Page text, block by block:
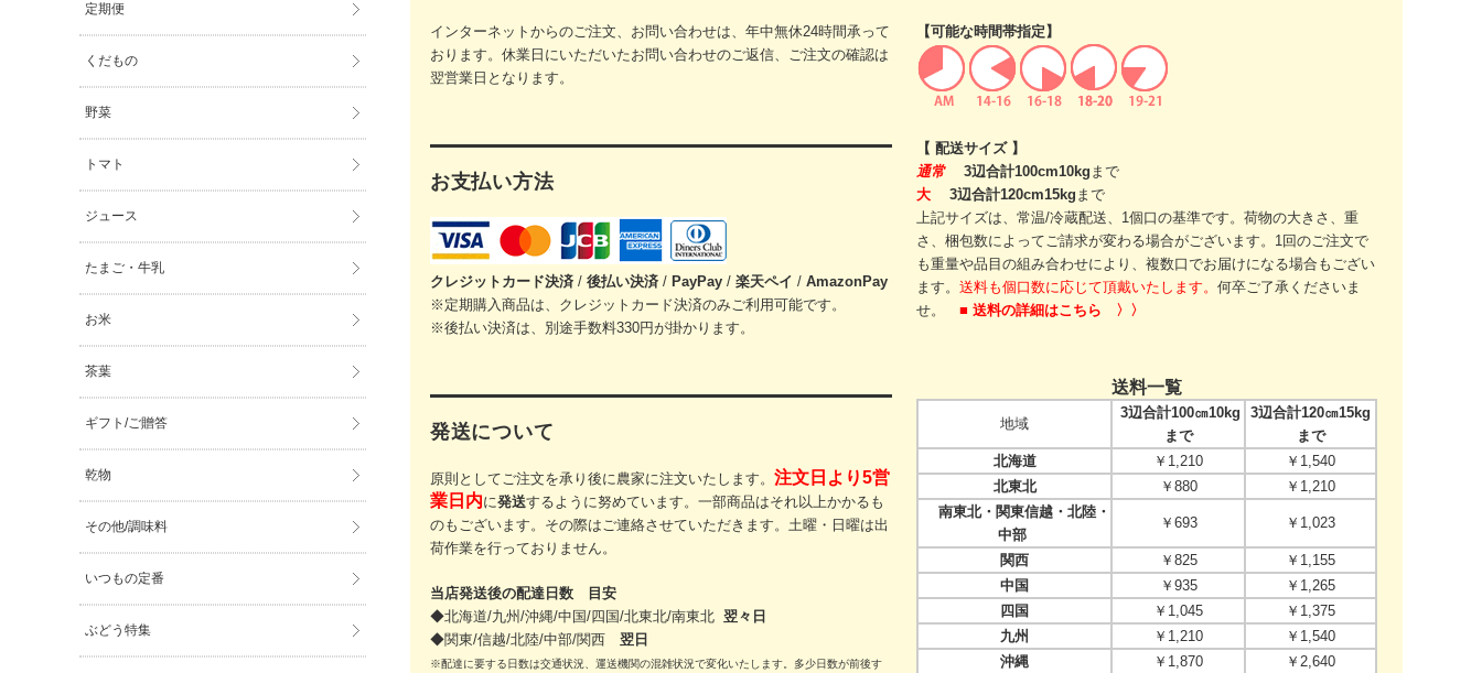
インターネットからのご注文、お問い合わせは、年中無休24時間承って
おります。休業日にいただいたお問い合わせのご返信、ご注文の確認は
翌営業日となります。
お支払い方法
クレジットカード決済 / 後払い決済 / PayPay / 楽天ペイ / AmazonPay
※定期購入商品は、クレジットカード決済のみご利用可能です。
※後払い決済は、別途手数料330円が掛かります。
発送について
原則としてご注文を承り後に農家に注文いたします。 注文日より5営
業日内に発送するように努めています。一部商品はそれ以上かかるも
のもございます。その際はご連絡させていただきます。 土曜・日曜は出
荷作業を行っておりません。
当店発送後の配達日数 目安
◆北海道/九州/沖縄/中国/四国/北東北/南東北 翌々日
◆関東/信越/北陸/中部/関西 翌日
※配達に要する日数は交通状況、運送機関の混雑状況で変化いたします。多少日数が前後す
【可能な時間帯指定】
【 配送サイズ 】
通常
3辺合計100cm10kg まで
大
3辺合計120cm15kg まで
上記サイズは、常温/冷蔵配送、1個口の基準です。 荷物の大きさ、重
さ、梱包数によってご請求が変わる場合がございます。 1回のご注文で
も重量や品目の組み合わせにより、 複数口でお届けになる場合もござい
ます。 送料も個口数に応じて頂戴いたします。 何卒ご了承くださいま
せ。 ■ 送料の詳細はこちら 〉〉
送料一覧
地域
3辺合計100㎝10kg
まで
3辺合計120㎝15kg
まで
北海道
￥1,210
￥1,540
北東北
￥880
￥1,210
南東北・関東信越・北陸・
中部
￥693 ￥1,023
関西 ￥825
￥1,155
中国
￥935
￥1,265
四国
￥1,045
￥1,375
九州
￥1,210
￥1,540
沖縄
￥1,870 ￥2,640
定期便
くだもの
野菜
トマト
ジュース
たまご・牛乳
お米
茶葉
ギフト/ご贈答
乾物
その他/調味料
いつもの定番
ぶどう特集